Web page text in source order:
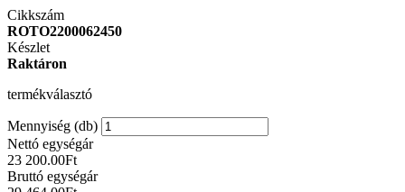
Cikkszám
ROTO2200062450
Készlet
Raktáron
termékválasztó
Mennyiség (db)
Nettó egységár
23 200.00Ft
Bruttó egységár